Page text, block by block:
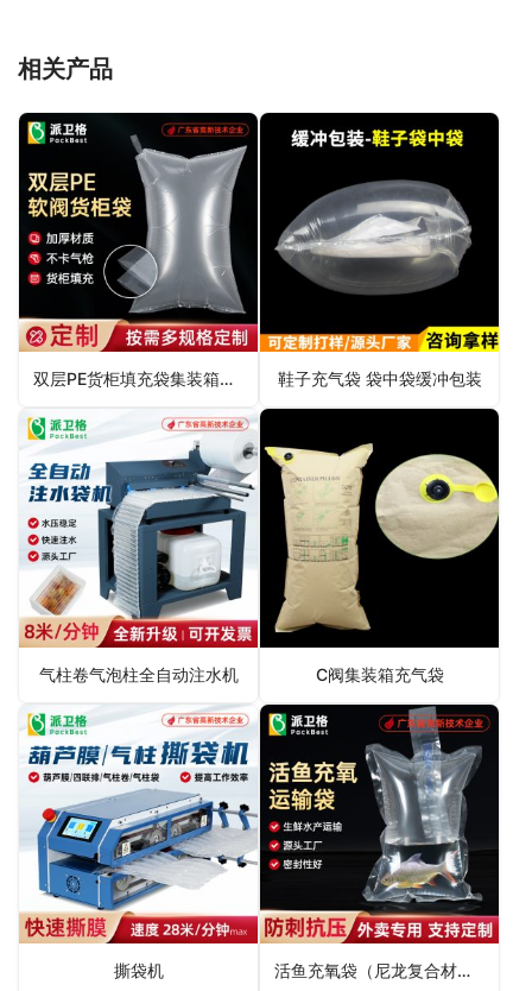
相关产品
双层PE货柜填充袋集装箱充气袋 鞋子充气袋 袋中袋缓冲包装
气柱卷气泡柱全自动注水机 C阀集装箱充气袋
撕袋机 活鱼充氧袋（尼龙复合材质）